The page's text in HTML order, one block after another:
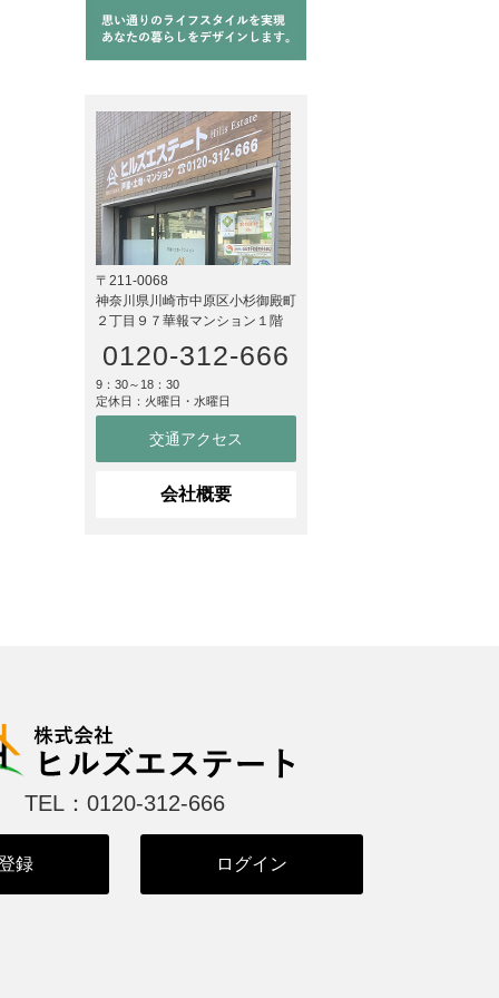
〒211-0068
神奈川県川崎市中原区小杉御殿町
２丁目９７華報マンション１階
0120-312-666
9：30～18：30
定休日：火曜日・水曜日
交通アクセス
会社概要
TEL：0120-312-666
録 ログイン